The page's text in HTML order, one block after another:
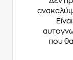
που θα